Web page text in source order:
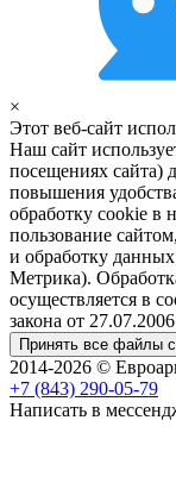
×
Этот веб-сайт
Наш сайт
посещениях сайта)
повышения
обработку cookie в
пользование
и обработку
Метрика).
осуществляется в
закона от
Принять все файлы
2014-2026 ©
+7 (843) 290-05-79
Написать в